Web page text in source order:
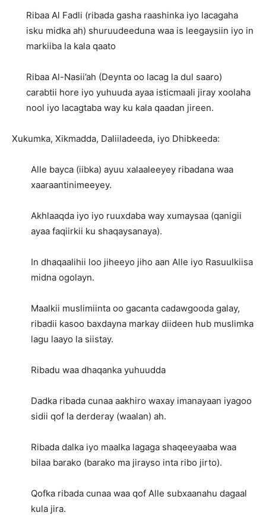
Ribaa Al Fadli (ribada gasha raashinka iyo lacagaha
isku midka ah) shuruudeeduna waa is leegaysiin iyo in
markiiba la kala qaato
Ribaa Al-Nasii’ah (Deynta oo lacag la dul saaro)
carabtii hore iyo yuhuuda ayaa isticmaali jiray xoolaha
nool iyo lacagtaba way ku kala qaadan jireen.
Xukumka, Xikmadda, Daliiladeeda, iyo Dhibkeeda:
Alle bayca (iibka) ayuu xalaaleeyey ribadana waa
xaaraantinimeeyey.
Akhlaaqda iyo iyo ruuxdaba way xumaysaa (qanigii
ayaa faqiirkii ku shaqaysanaya).
In dhaqaalihii loo jiheeyo jiho aan Alle iyo Rasuulkiisa
midna ogolayn.
Maalkii muslimiinta oo gacanta cadawgooda galay,
ribadii kasoo baxdayna markay diideen hub muslimka
lagu laayo la siistay.
Ribadu waa dhaqanka yuhuudda
Dadka ribada cunaa aakhiro waxay imanayaan iyagoo
sidii qof la derderay (waalan) ah.
Ribada dalka iyo maalka lagaga shaqeeyaaba waa
bilaa barako (barako ma jirayso inta ribo jirto).
Qofka ribada cunaa waa qof Alle subxaanahu dagaal
kula jira.